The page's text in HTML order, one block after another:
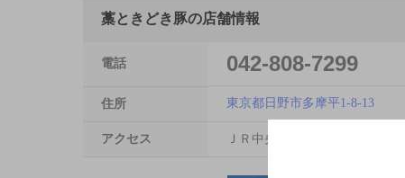
藁ときどき豚の店舗情報
電話 042-808-7299
住所 東京都日野市多摩平1-8-13
アクセス ＪＲ中央線 豊田駅 徒歩4分／